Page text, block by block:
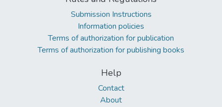
Submission Instructions
Information policies
Terms of authorization for publication
Terms of authorization for publishing books
Help
Contact
About